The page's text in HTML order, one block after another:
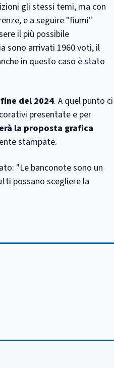
gli stessi temi, ma con
e a seguire "fiumi"
il più possibile
sono arrivati 1960 voti, il
in questo caso è stato
del 2024. A quel punto ci
presentate e per
la proposta grafica
stampate.
"Le banconote sono un
possano scegliere la